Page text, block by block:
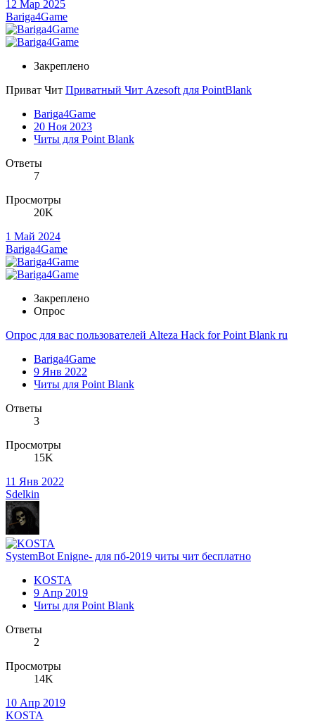
12 Мар 2025
Bariga4Game
Закреплено
Приват Чит Приватный Чит Azesoft для PointBlank
Bariga4Game
20 Ноя 2023
Читы для Point Blank
Ответы
7
Просмотры
20K
1 Май 2024
Bariga4Game
Закреплено
Опрос
Опрос для вас пользователей Alteza Hack for Point Blank ru
Bariga4Game
9 Янв 2022
Читы для Point Blank
Ответы
3
Просмотры
15K
11 Янв 2022
Sdelkin
SystemBot Enigne- для пб-2019 читы чит бесплатно
KOSTA
9 Апр 2019
Читы для Point Blank
Ответы
2
Просмотры
14K
10 Апр 2019
KOSTA